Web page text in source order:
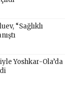
“Sağlıklı
Yoshkar-Ola’da